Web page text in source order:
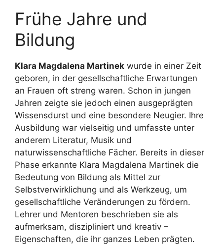
Frühe Jahre und
Bildung
Klara Magdalena Martinek wurde in einer Zeit
geboren, in der gesellschaftliche Erwartungen
an Frauen oft streng waren. Schon in jungen
Jahren zeigte sie jedoch einen ausgeprägten
Wissensdurst und eine besondere Neugier. Ihre
Ausbildung war vielseitig und umfasste unter
anderem Literatur, Musik und
naturwissenschaftliche Fächer. Bereits in dieser
Phase erkannte Klara Magdalena Martinek die
Bedeutung von Bildung als Mittel zur
Selbstverwirklichung und als Werkzeug, um
gesellschaftliche Veränderungen zu fördern.
Lehrer und Mentoren beschrieben sie als
aufmerksam, diszipliniert und kreativ –
Eigenschaften, die ihr ganzes Leben prägten.